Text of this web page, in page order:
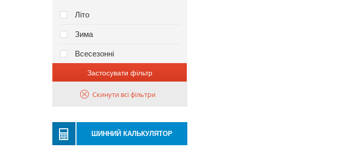
Літо
Зима
Всесезонні
Застосувати фільтр
Скинути всі фільтри
ШИННИЙ КАЛЬКУЛЯТОР